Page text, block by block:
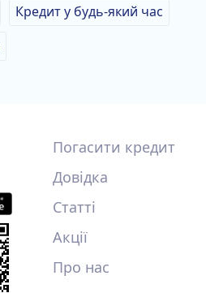
Кредит у будь-який час
Погасити кредит
Довідка
Статті
Акції
Про нас